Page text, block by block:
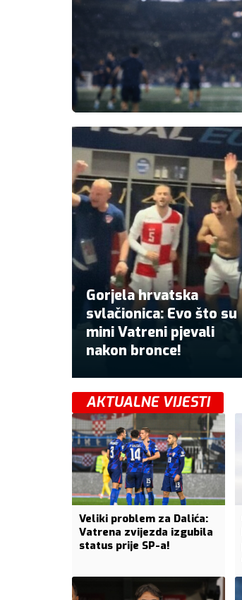
Gorjela hrvatska
svlačionica: Evo što su
mini Vatreni pjevali
nakon bronce!
AKTUALNE VIJESTI
Veliki problem za Dalića:
Vatrena zvijezda izgubila
status prije SP-a!